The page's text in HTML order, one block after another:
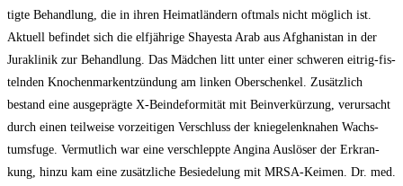
tig­te Behand­lung, die in ihren Hei­mat­län­dern oft­mals nicht mög­lich ist.
Aktu­ell befin­det sich die elf­jäh­ri­ge Shayes­ta Arab aus Afgha­ni­stan in der
Jura­kli­nik zur Behand­lung. Das Mäd­chen litt unter einer schwe­ren eit­rig-fis­
teln­den Kno­chen­mark­ent­zün­dung am lin­ken Ober­schen­kel. Zusätz­lich
bestand eine aus­ge­präg­te X‑Beindeformität mit Bein­ver­kür­zung, ver­ur­sacht
durch einen teil­wei­se vor­zei­ti­gen Ver­schluss der knie­ge­lenk­na­hen Wachs­
tums­fu­ge. Ver­mut­lich war eine ver­schlepp­te Angi­na Aus­lö­ser der Erkran­
kung, hin­zu kam eine zusätz­li­che Besie­de­lung mit MRSA-Kei­men. Dr. med.